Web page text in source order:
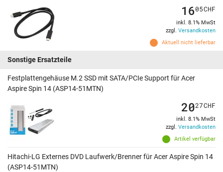
Aktuell nicht lieferbar
1605CHF
inkl. 8.1% MwSt
zzgl. Versandkosten
Sonstige Ersatzteile
Festplattengehäuse M.2 SSD mit SATA/PCIe Support für Acer
Aspire Spin 14 (ASP14-51MTN)
Artikel verfügbar
2027CHF
inkl. 8.1% MwSt
zzgl. Versandkosten
Hitachi-LG Externes DVD Laufwerk/Brenner für Acer Aspire Spin 14
(ASP14-51MTN)